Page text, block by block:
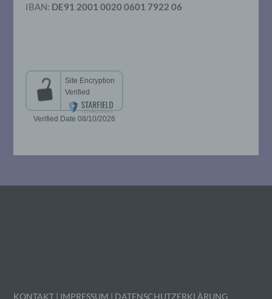
IBAN: DE91 2001 0020 0601 7922 06
KONTAKT | IMPRESSUM | DATENSCHUTZERKLÄRUNG
juristische Person, Behörde, Einrichtung
oder andere Stelle, der personenbezogene
Daten offengelegt werden, unabhängig
davon, ob es sich bei ihr um einen Dritten
handelt oder nicht. Behörden, die im
Rahmen eines bestimmten
Mitgliedstaaten möglicherweise